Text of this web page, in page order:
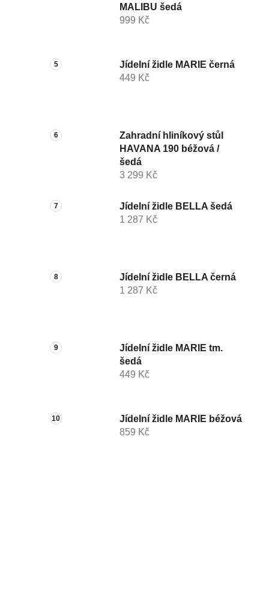
MALIBU šedá
999 Kč
Jídelní židle MARIE černá
449 Kč
Zahradní hliníkový stůl
HAVANA 190 béžová /
šedá
3 299 Kč
Jídelní židle BELLA šedá
1 287 Kč
Jídelní židle BELLA černá
1 287 Kč
Jídelní židle MARIE tm.
šedá
449 Kč
Jídelní židle MARIE béžová
859 Kč